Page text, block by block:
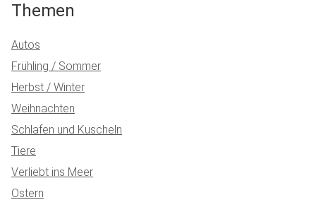
Themen
Autos
Frühling / Sommer
Herbst / Winter
Weihnachten
Schlafen und Kuscheln
Tiere
Verliebt ins Meer
Ostern